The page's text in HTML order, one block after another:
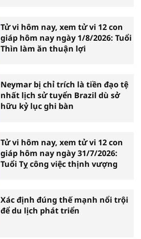
Tử vi hôm nay, xem tử vi 12 con
giáp hôm nay ngày 1/8/2026: Tuổi
Thìn làm ăn thuận lợi
Neymar bị chỉ trích là tiền đạo tệ
nhất lịch sử tuyển Brazil dù sở
hữu kỷ lục ghi bàn
Tử vi hôm nay, xem tử vi 12 con
giáp hôm nay ngày 31/7/2026:
Tuổi Tỵ công việc thịnh vượng
Xác định đúng thế mạnh nổi trội
để du lịch phát triển